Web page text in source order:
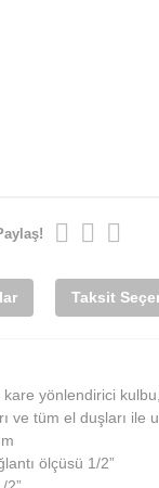
Taksit
yönlendirici
ve tüm el duşları ile
ölçüsü 1/2”